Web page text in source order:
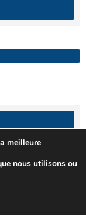
meilleure
nous utilisons ou